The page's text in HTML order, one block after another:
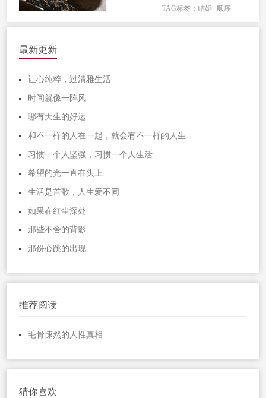
TAG标签：结婚 顺序
最新更新
让心纯粹，过清雅生活
时间就像一阵风
哪有天生的好运
和不一样的人在一起，就会有不一样的人生
习惯一个人坚强，习惯一个人生活
希望的光一直在头上
生活是首歌，人生爱不同
如果在红尘深处
那些不舍的背影
那份心跳的出现
推荐阅读
毛骨悚然的人性真相
猜你喜欢